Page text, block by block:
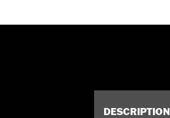
DESCRIPTION